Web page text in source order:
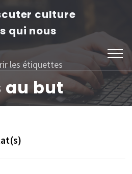
culture
qui nous
les étiquettes
au but